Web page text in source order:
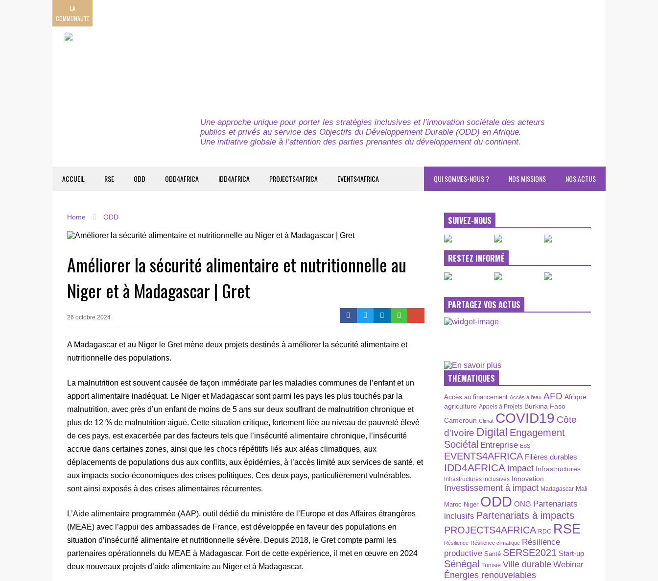
LA
COMMUNAUTE
Une approche unique pour porter les stratégies inclusives et l’innovation sociétale des acteurs
publics et privés au service des Objectifs du Développement Durable (ODD) en Afrique.
Une initiative globale à l’attention des parties prenantes du développement du continent.
ACCUEIL RSE ODD ODD4AFRICA IDD4AFRICA PROJECTS4AFRICA EVENTS4AFRICA NOS ACTUS
NOS MISSIONS
QUI SOMMES-NOUS ?
Home ODD
Améliorer la sécurité alimentaire et nutritionnelle au
Niger et à Madagascar | Gret
26 octobre 2024
A Madagascar et au Niger le Gret mène deux projets destinés à améliorer la sécurité alimentaire et
nutritionnelle des populations.
La malnutrition est souvent causée de façon immédiate par les maladies communes de l’enfant et un
apport alimentaire inadéquat. Le Niger et Madagascar sont parmi les pays les plus touchés par la
malnutrition, avec près d’un enfant de moins de 5 ans sur deux souffrant de malnutrition chronique et
plus de 12 % de malnutrition aiguë. Cette situation critique, fortement liée au niveau de pauvreté élevé
de ces pays, est exacerbée par des facteurs tels que l’insécurité alimentaire chronique, l’insécurité
accrue dans certaines zones, ainsi que les chocs répétitifs liés aux aléas climatiques, aux
déplacements de populations dus aux conflits, aux épidémies, à l’accès limité aux services de santé, et
aux impacts socio-économiques des crises politiques. Ces deux pays, particulièrement vulnérables,
sont ainsi exposés à des crises alimentaires récurrentes.
L’Aide alimentaire programmée (AAP), outil dédié du ministère de l’Europe et des Affaires étrangères
(MEAE) avec l’appui des ambassades de France, est développée en faveur des populations en
situation d’insécurité alimentaire et nutritionnelle sévère. Depuis 2018, le Gret compte parmi les
partenaires opérationnels du MEAE à Madagascar. Fort de cette expérience, il met en œuvre en 2024
deux nouveaux projets d’aide alimentaire au Niger et à Madagascar.
SUIVEZ-NOUS
RESTEZ INFORMÉ
PARTAGEZ VOS ACTUS
THÉMATIQUES
Accès au financement Accès à l’eau AFD Afrique
agriculture Appels à Projets Burkina Faso
Cameroun Climat COVID19 Côte
d'Ivoire Digital Engagement
Sociétal Entreprise ESS
EVENTS4AFRICA Filières durables
IDD4AFRICA Impact Infrastructures
Infrastructures inclusives Innovation
Investissement à impact Madagascar Mali
Maroc Niger ODD ONG Partenariats
inclusifs Partenariats à impacts
PROJECTS4AFRICA RDC RSE
Résilience Résilience climatique Résilience
productive Santé SERSE2021 Start-up
Sénégal Tunisie Ville durable Webinar
Énergies renouvelables